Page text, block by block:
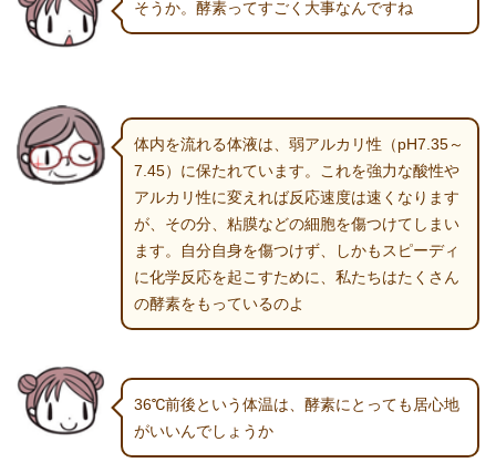
そうか。酵素ってすごく大事なんですね
体内を流れる体液は、弱アルカリ性（pH7.35～
7.45）に保たれています。これを強力な酸性や
アルカリ性に変えれば反応速度は速くなります
が、その分、粘膜などの細胞を傷つけてしまい
ます。自分自身を傷つけず、しかもスピーディ
に化学反応を起こすために、私たちはたくさん
の酵素をもっているのよ
36℃前後という体温は、酵素にとっても居心地
がいいんでしょうか